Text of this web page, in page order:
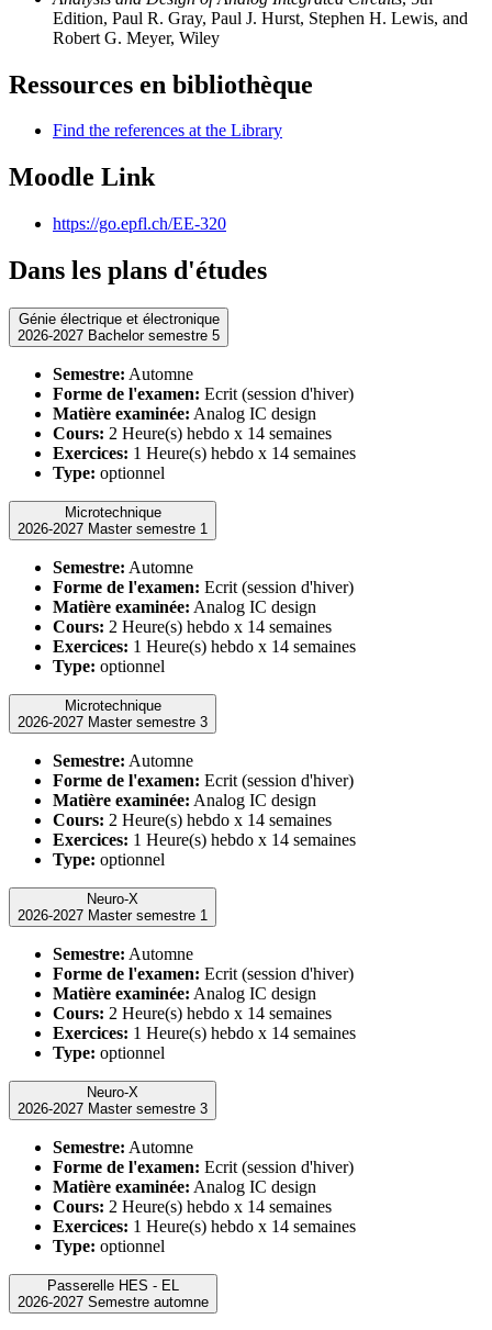
Edition, Paul R. Gray, Paul J. Hurst, Stephen H. Lewis, and
Robert G. Meyer, Wiley
Ressources en bibliothèque
Find the references at the Library
Moodle Link
https://go.epfl.ch/EE-320
Dans les plans d'études
Génie électrique et électronique
2026-2027 Bachelor semestre 5
Semestre: Automne
Forme de l'examen: Ecrit (session d'hiver)
Matière examinée: Analog IC design
Cours: 2 Heure(s) hebdo x 14 semaines
Exercices: 1 Heure(s) hebdo x 14 semaines
Type: optionnel
Microtechnique
2026-2027 Master semestre 1
Semestre: Automne
Forme de l'examen: Ecrit (session d'hiver)
Matière examinée: Analog IC design
Cours: 2 Heure(s) hebdo x 14 semaines
Exercices: 1 Heure(s) hebdo x 14 semaines
Type: optionnel
Microtechnique
2026-2027 Master semestre 3
Semestre: Automne
Forme de l'examen: Ecrit (session d'hiver)
Matière examinée: Analog IC design
Cours: 2 Heure(s) hebdo x 14 semaines
Exercices: 1 Heure(s) hebdo x 14 semaines
Type: optionnel
Neuro-X
2026-2027 Master semestre 1
Semestre: Automne
Forme de l'examen: Ecrit (session d'hiver)
Matière examinée: Analog IC design
Cours: 2 Heure(s) hebdo x 14 semaines
Exercices: 1 Heure(s) hebdo x 14 semaines
Type: optionnel
Neuro-X
2026-2027 Master semestre 3
Semestre: Automne
Forme de l'examen: Ecrit (session d'hiver)
Matière examinée: Analog IC design
Cours: 2 Heure(s) hebdo x 14 semaines
Exercices: 1 Heure(s) hebdo x 14 semaines
Type: optionnel
Passerelle HES - EL
2026-2027 Semestre automne